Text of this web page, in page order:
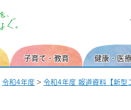
子育て・教育 健康・医
令和4年度 > 令和4年度 報道資料【新型